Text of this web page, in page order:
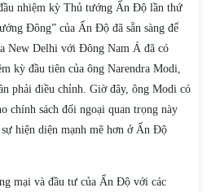
nhiệm kỳ Thủ tướng Ấn Độ lần thứ
Đông” của Ấn Độ đã sẵn sàng để
New Delhi với Đông Nam Á đã có
kỳ đầu tiên của ông Narendra Modi,
phải điều chỉnh. Giờ đây, ông Modi có
chính sách đối ngoại quan trọng này
hiện diện mạnh mẽ hơn ở Ấn Độ
mại và đầu tư của Ấn Độ với các